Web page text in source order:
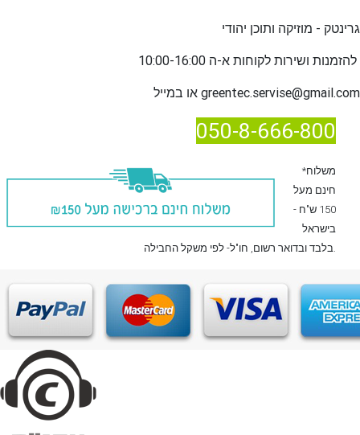
גרינטק - מוזיקה ותוכן יהודי
להזמנות ו
greentec.servise@gmail.com
050-8-666-800
*משלוח
חינם מעל
150 ש"ח -
בישראל
בלבדובדואר רשום , חו"ל- לפי משקל החבילה.